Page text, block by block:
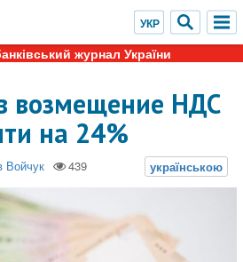
журнал України
возмещение НДС
на 24%
Войчук